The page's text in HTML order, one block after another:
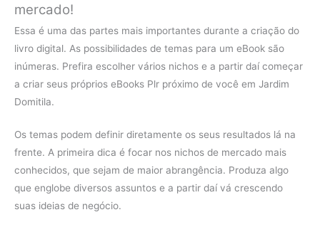
mercado!
Essa é uma das partes mais importantes durante a criação do
livro digital. As possibilidades de temas para um eBook são
inúmeras. Prefira escolher vários nichos e a partir daí começar
a criar seus próprios eBooks Plr próximo de você em Jardim
Domitila.
Os temas podem definir diretamente os seus resultados lá na
frente. A primeira dica é focar nos nichos de mercado mais
conhecidos, que sejam de maior abrangência. Produza algo
que englobe diversos assuntos e a partir daí vá crescendo
suas ideias de negócio.